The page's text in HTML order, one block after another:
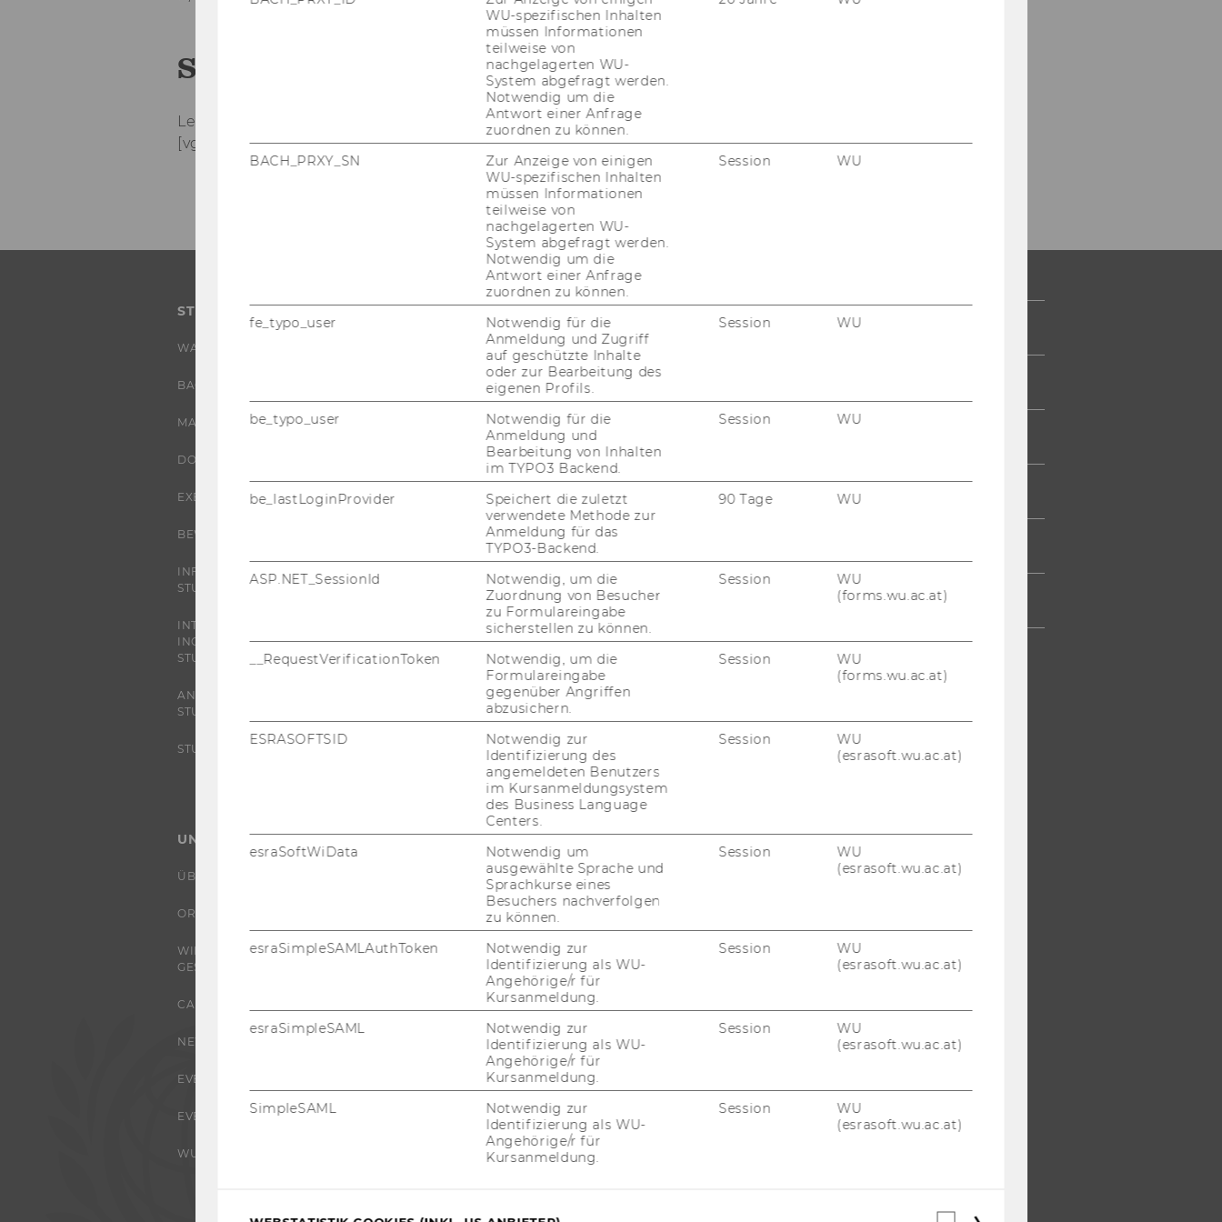
Short De­scrip­ti­on
Le­ve­ling of over- and un­der­loads at work cen­ters.
[vgl. www.sa­p­in­fo.net/glos­sa­ry (5.01.2001), URL]
STUDIUM
WARUM WU?
BACHELOR
MASTER
DOKTORAT / PHD
EXECUTIVE EDUCATION
BEWERBUNG UND ZULASSUNG
INFORMATIONEN FÜR
STUDIERENDE
INTERNATIONALE UND
INCOMING EXCHANGE
STUDIERENDE
ANGEBOTE FÜR SCHULEN UND
STUDIENINTERESSIERTE
STUDENT CLUBS
FORSCHUNG
FORSCHUNGSPORTAL
FORSCHENDE
IMPACT DER FORSCHUNG
ORGANISATION DER
FORSCHUNG
FORSCHUNGSINFRASTRUKTUR
UNIVERSITÄT
ÜBER DIE WU
ORGANISATION
WIRTSCHAFT UND
GESELLSCHAFT
CAMPUS
NEWS
EVENTS ARCHIV
EVENTS
WU FOUNDATION
JOBS
JOBS
JOBPORTAL
RESEARCH CAREER
WELCOME SERVICES
JOBS MIT WU-STUDIUM
KARRIEREKONTAKTE AN DER
WU
KARRIERENETZWERKE AN DER
WU
WU COMMUNITY
PRESSE
UNTERNEHMEN
WU-spezifischen Inhalten
müssen Informationen
teilweise von
nachgelagerten WU-
System abgefragt werden.
Notwendig um die
Antwort einer Anfrage
zuordnen zu können.
BACH_PRXY_SN
Zur Anzeige von einigen
WU-spezifischen Inhalten
müssen Informationen
teilweise von
nachgelagerten WU-
System abgefragt werden.
Notwendig um die
Antwort einer Anfrage
zuordnen zu können.
Session WU
fe_typo_user
Notwendig für die
Anmeldung und Zugriff
auf geschützte Inhalte
oder zur Bearbeitung des
eigenen Profils.
Session WU
be_typo_user
Notwendig für die
Anmeldung und
Bearbeitung von Inhalten
im TYPO3 Backend.
Session WU
be_lastLoginProvider
Speichert die zuletzt
verwendete Methode zur
Anmeldung für das
TYPO3-Backend.
90 Tage WU
ASP.NET_SessionId
Notwendig, um die
Zuordnung von Besucher
zu Formulareingabe
sicherstellen zu können.
Session
WU
(forms.wu.ac.at)
__RequestVerificationToken
Notwendig, um die
Formulareingabe
gegenüber Angriffen
abzusichern.
Session
WU
(forms.wu.ac.at)
ESRASOFTSID
Notwendig zur
Identifizierung des
angemeldeten Benutzers
im Kursanmeldungsystem
des Business Language
Centers.
Session
WU
(esrasoft.wu.ac.at)
esraSoftWiData
Notwendig um
ausgewählte Sprache und
Sprachkurse eines
Besuchers nachverfolgen
zu können.
Session
WU
(esrasoft.wu.ac.at)
esraSimpleSAMLAuthToken
Notwendig zur
Identifizierung als WU-
Angehörige/r für
Kursanmeldung.
Session
WU
(esrasoft.wu.ac.at)
esraSimpleSAML
Notwendig zur
Identifizierung als WU-
Angehörige/r für
Kursanmeldung.
Session
WU
(esrasoft.wu.ac.at)
SimpleSAML
Notwendig zur
Identifizierung als WU-
Angehörige/r für
Kursanmeldung.
Session
WU
(esrasoft.wu.ac.at)
Webstatistik